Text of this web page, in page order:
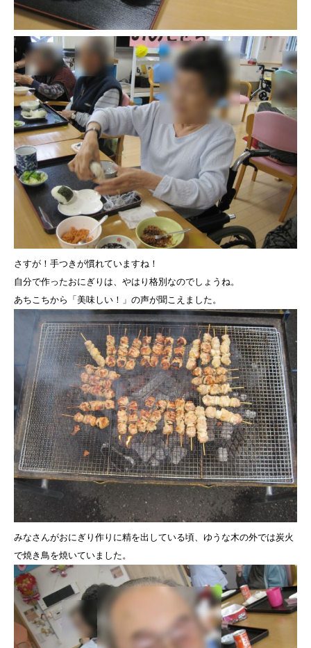
さすが！手つきが慣れていますね！
自分で作ったおにぎりは、やはり格別なのでしょうね。
あちこちから「美味しい！」の声が聞こえました。
みなさんがおにぎり作りに精を出している頃、ゆうな木の外では炭火
で焼き鳥を焼いていました。